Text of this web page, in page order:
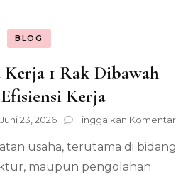
BLOG
1 Rak Dibawah
Kerja
Juni 23, 2026 Tinggalkan Komentar
usaha, terutama di bidang
maupun pengolahan